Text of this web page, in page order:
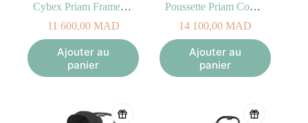
Cybex Priam Frame Rosegold
11 600,00MAD
Ajouter au
panier
Poussette Priam Cozy Beige Rosegold
14 100,00 MAD
Ajouter au
panier